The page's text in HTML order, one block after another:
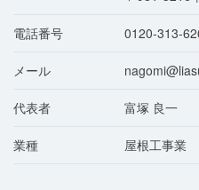
電話番号 0120-313-
メール
代表者 富塚 良一
業種 屋根工事業